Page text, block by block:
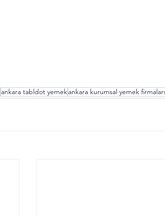
ankara tabldot yemekankara kurumsal yemek firmaları